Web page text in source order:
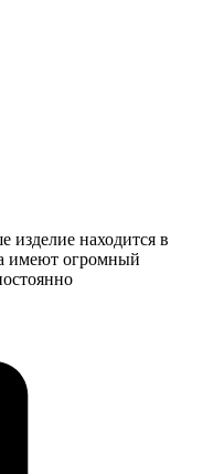
находится в
имеют огромный